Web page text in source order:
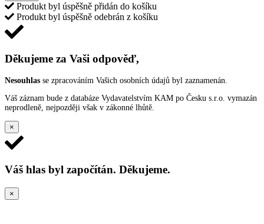
Produkt byl úspěšně přidán do košíku
Produkt byl úspěšně odebrán z košíku
Děkujeme za Vaši odpověď,
Nesouhlas se zpracováním Vašich osobních údajů byl zaznamenán.
Váš záznam bude z databáze Vydavatelstvím KAM po Česku s.r.o. vymazán
neprodleně, nejpozději však v zákonné lhůtě.
×
Váš hlas byl započítán. Děkujeme.
×